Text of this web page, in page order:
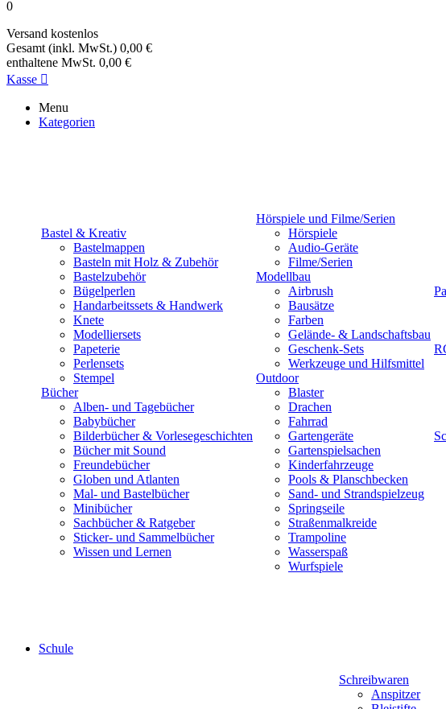
0
Versand kostenlos
Gesamt (inkl. MwSt.) 0,00 €
enthaltene MwSt. 0,00 €
Kasse 
Menu
Kategorien
Bastel & Kreativ
Bastelmappen
Basteln mit Holz & Zubehör
Bastelzubehör
Bügelperlen
Handarbeitssets & Handwerk
Knete
Modelliersets
Papeterie
Perlensets
Stempel
Bücher
Alben- und Tagebücher
Babybücher
Bilderbücher & Vorlesegeschichten
Bücher mit Sound
Freundebücher
Globen und Atlanten
Mal- und Bastelbücher
Minibücher
Sachbücher & Ratgeber
Sticker- und Sammelbücher
Wissen und Lernen
Hörspiele und Filme/Serien
Hörspiele
Audio-Geräte
Filme/Serien
Modellbau
Airbrush
Bausätze
Farben
Gelände- & Landschaftsbau
Geschenk-Sets
Werkzeuge und Hilfsmittel
Outdoor
Blaster
Drachen
Fahrrad
Gartengeräte
Gartenspielsachen
Kinderfahrzeuge
Pools & Planschbecken
Sand- und Strandspielzeug
Springseile
Straßenmalkreide
Trampoline
Wasserspaß
Wurfspiele
Schule
Schreibwaren
Anspitzer